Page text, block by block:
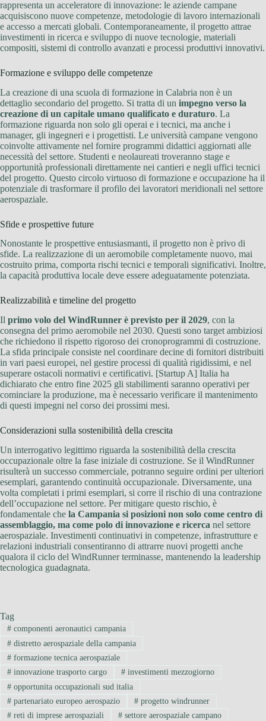
rappresenta un acceleratore di innovazione: le aziende campane
acquisiscono nuove competenze, metodologie di lavoro internazionali
e accesso a mercati globali. Contemporaneamente, il progetto attrae
investimenti in ricerca e sviluppo di nuove tecnologie, materiali
compositi, sistemi di controllo avanzati e processi produttivi innovativi.
Formazione e sviluppo delle competenze
La creazione di una scuola di formazione in Calabria non è un
dettaglio secondario del progetto. Si tratta di un impegno verso la
creazione di un capitale umano qualificato e duraturo. La
formazione riguarda non solo gli operai e i tecnici, ma anche i
manager, gli ingegneri e i progettisti. Le università campane vengono
coinvolte attivamente nel fornire programmi didattici aggiornati alle
necessità del settore. Studenti e neolaureati troveranno stage e
opportunità professionali direttamente nei cantieri e negli uffici tecnici
del progetto. Questo circolo virtuoso di formazione e occupazione ha il
potenziale di trasformare il profilo dei lavoratori meridionali nel settore
aerospaziale.
Sfide e prospettive future
Nonostante le prospettive entusiasmanti, il progetto non è privo di
sfide. La realizzazione di un aeromobile completamente nuovo, mai
costruito prima, comporta rischi tecnici e temporali significativi. Inoltre,
la capacità produttiva locale deve essere adeguatamente potenziata.
Realizzabilità e timeline del progetto
Il primo volo del WindRunner è previsto per il 2029, con la
consegna del primo aeromobile nel 2030. Questi sono target ambiziosi
che richiedono il rispetto rigoroso dei cronoprogrammi di costruzione.
La sfida principale consiste nel coordinare decine di fornitori distribuiti
in vari paesi europei, nel gestire processi di qualità rigidissimi, e nel
superare ostacoli normativi e certificativi. [Startup A] Italia ha
dichiarato che entro fine 2025 gli stabilimenti saranno operativi per
cominciare la produzione, ma è necessario verificare il mantenimento
di questi impegni nel corso dei prossimi mesi.
Considerazioni sulla sostenibilità della crescita
Un interrogativo legittimo riguarda la sostenibilità della crescita
occupazionale oltre la fase iniziale di costruzione. Se il WindRunner
risulterà un successo commerciale, potranno seguire ordini per ulteriori
esemplari, garantendo continuità occupazionale. Diversamente, una
volta completati i primi esemplari, si corre il rischio di una contrazione
dell’occupazione nel settore. Per mitigare questo rischio, è
fondamentale che la Campania si posizioni non solo come centro di
assemblaggio, ma come polo di innovazione e ricerca nel settore
aerospaziale. Investimenti continuativi in competenze, infrastrutture e
relazioni industriali consentiranno di attrarre nuovi progetti anche
qualora il ciclo del WindRunner terminasse, mantenendo la leadership
tecnologica guadagnata.
Tag
#componenti aeronautici campania
#distretto aerospaziale della campania
#formazione tecnica aerospaziale
#innovazione trasporto cargo #investimenti mezzogiorno
#opportunita occupazionali sud italia
#partenariato europeo aerospazio #progetto windrunner
#reti di imprese aerospaziali #settore aerospaziale campano